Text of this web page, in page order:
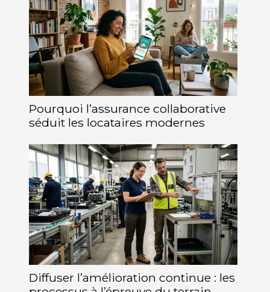
Pourquoi l’assurance collaborative
séduit les locataires modernes
Diffuser l’amélioration continue : les